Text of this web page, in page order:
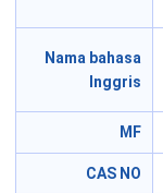
Nama bahasa
Inggris
MF
CAS NO